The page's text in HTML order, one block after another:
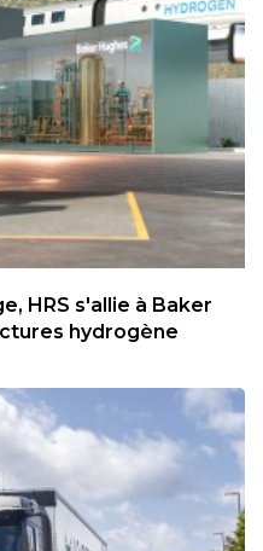
HRS s'allie à Baker
hydrogène